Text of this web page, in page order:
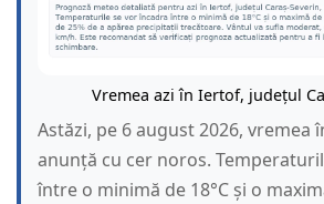
Vremea azi în Iertof, județul
Astăzi, pe 6 august 2026, vremea
anunță cu cer noros.
între o minimă de 18°C și o